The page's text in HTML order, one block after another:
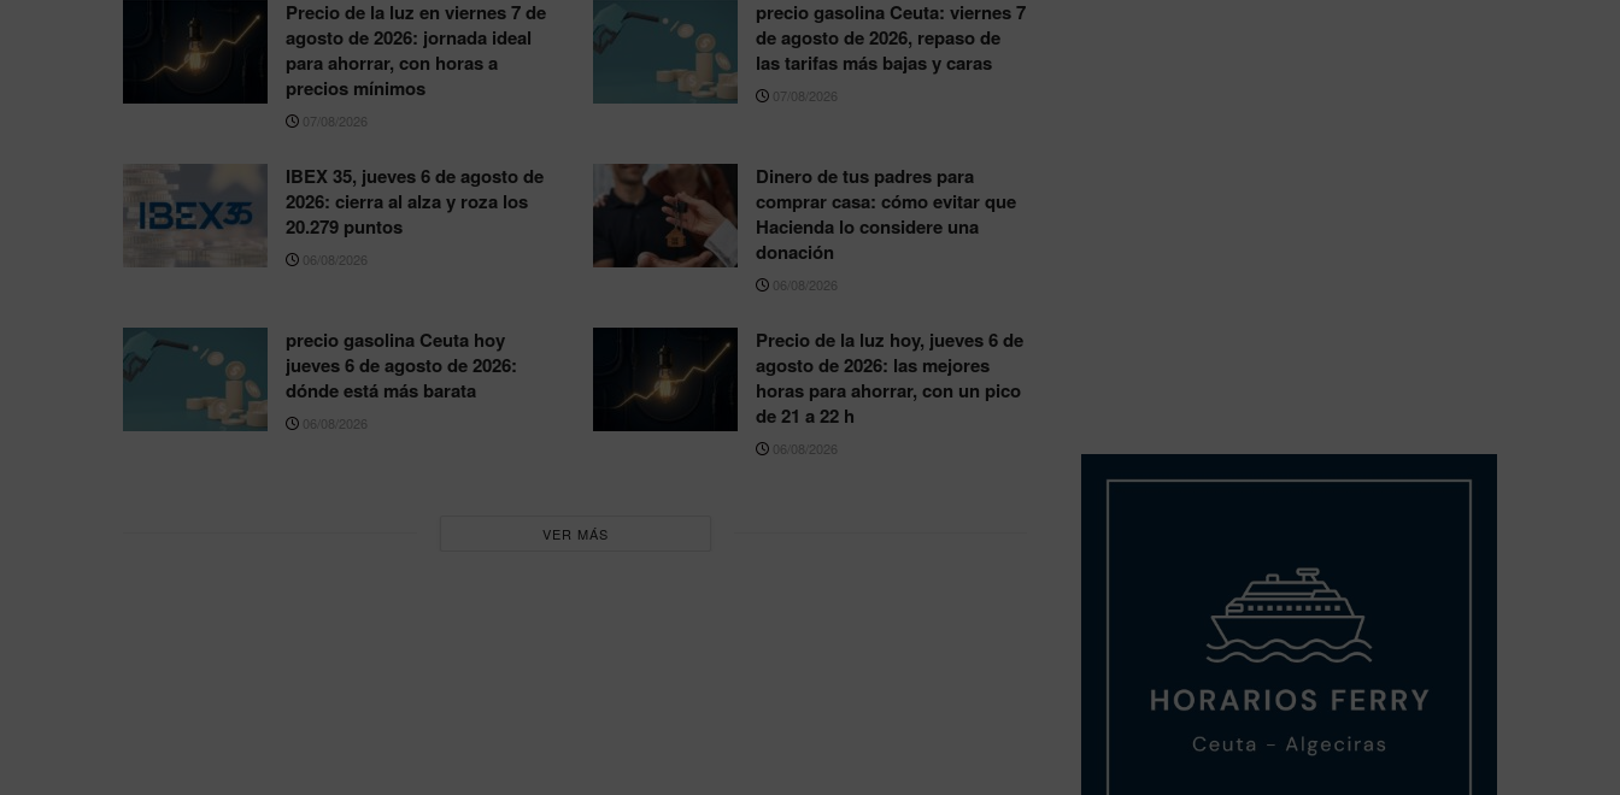
Precio de la luz en viernes 7 de
agosto de 2026: jornada ideal
para ahorrar, con horas a
precios mínimos
07/08/2026
precio gasolina Ceuta: viernes 7
de agosto de 2026, repaso de
las tarifas más bajas y caras
07/08/2026
IBEX 35, jueves 6 de agosto de
2026: cierra al alza y roza los
20.279 puntos
06/08/2026
Dinero de tus padres para
comprar casa: cómo evitar que
Hacienda lo considere una
donación
06/08/2026
precio gasolina Ceuta hoy
jueves 6 de agosto de 2026:
dónde está más barata
06/08/2026
Precio de la luz hoy, jueves 6 de
agosto de 2026: las mejores
horas para ahorrar, con un pico
de 21 a 22 h
06/08/2026
VER MÁS